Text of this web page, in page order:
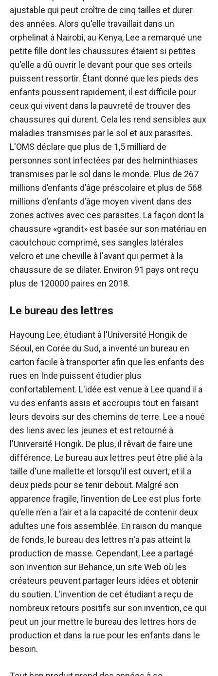
ajustable qui peut croître de cinq tailles et durer
des années. Alors qu'elle travaillait dans un
orphelinat à Nairobi, au Kenya, Lee a remarqué une
petite fille dont les chaussures étaient si petites
qu'elle a dû ouvrir le devant pour que ses orteils
puissent ressortir. Étant donné que les pieds des
enfants poussent rapidement, il est difficile pour
ceux qui vivent dans la pauvreté de trouver des
chaussures qui durent. Cela les rend sensibles aux
maladies transmises par le sol et aux parasites.
L'OMS déclare que plus de 1,5 milliard de
personnes sont infectées par des helminthiases
transmises par le sol dans le monde. Plus de 267
millions d’enfants d’âge préscolaire et plus de 568
millions d’enfants d’âge moyen vivent dans des
zones actives avec ces parasites. La façon dont la
chaussure «grandit» est basée sur son matériau en
caoutchouc comprimé, ses sangles latérales
velcro et une cheville à l'avant qui permet à la
chaussure de se dilater. Environ 91 pays ont reçu
plus de 120000 paires en 2018.
Le bureau des lettres
Hayoung Lee, étudiant à l'Université Hongik de
Séoul, en Corée du Sud, a inventé un bureau en
carton facile à transporter afin que les enfants des
rues en Inde puissent étudier plus
confortablement. L'idée est venue à Lee quand il a
vu des enfants assis et accroupis tout en faisant
leurs devoirs sur des chemins de terre. Lee a noué
des liens avec les jeunes et est retourné à
l'Université Hongik. De plus, il rêvait de faire une
différence. Le bureau aux lettres peut être plié à la
taille d'une mallette et lorsqu'il est ouvert, et il a
deux pieds pour se tenir debout. Malgré son
apparence fragile, l’invention de Lee est plus forte
qu’elle n’en a l’air et a la capacité de contenir deux
adultes une fois assemblée. En raison du manque
de fonds, le bureau des lettres n'a pas atteint la
production de masse. Cependant, Lee a partagé
son invention sur Behance, un site Web où les
créateurs peuvent partager leurs idées et obtenir
du soutien. L’invention de cet étudiant a reçu de
nombreux retours positifs sur son invention, ce qui
peut un jour mettre le bureau des lettres hors de
production et dans la rue pour les enfants dans le
besoin.